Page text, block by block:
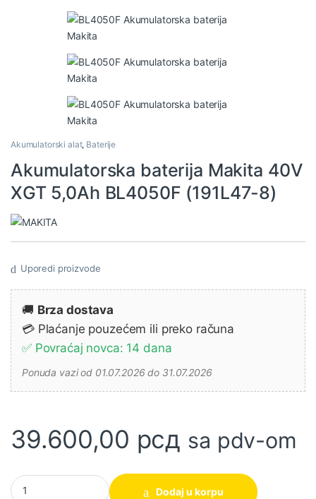
Akumulatorski alat, Baterije
Akumulatorska baterija Makita 40V
XGT 5,0Ah BL4050F (191L47-8)
Uporedi proizvode
🚚 Brza dostava
💳 Plaćanje pouzećem ili preko računa
✅ Povraćaj novca: 14 dana
Ponuda vazi od 01.07.2026 do 31.07.2026
39.600,00 рсд sa pdv-om
Akumulatorska baterija Makita 40V XGT 5,0Ah BL4050F
Dodaj u korpu